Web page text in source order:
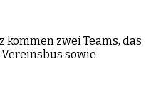
zwei Teams, das
sowie